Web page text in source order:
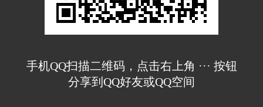
手机QQ扫描二维码，点击右上角 ··· 按钮
分享到QQ好友或QQ空间